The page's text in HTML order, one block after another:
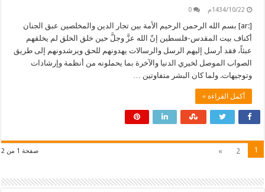
1434/10/22م 0
[:ar] بسم الله الرحمن الرحيم الأمة بين تجار الدين والمخلصين عبق الجنان
أكناف بيت المقدس-فلسطين إنّ الله عزَّ وجلَّ حين خلق الخلق لم يخلقهم
عبثاً، فقد أرسل إليهم الرسل والرسالات يهدونهم للحق ويرشدونهم إلى طريق
الصواب الموصل لخيري الدنيا والآخرة بما يحملونه من أنظمة وإرشادات
وتوجيهات. ولما كان البشر متفاوتين …
أكمل القراءة »
صفحة 1 من 2 1
2
»